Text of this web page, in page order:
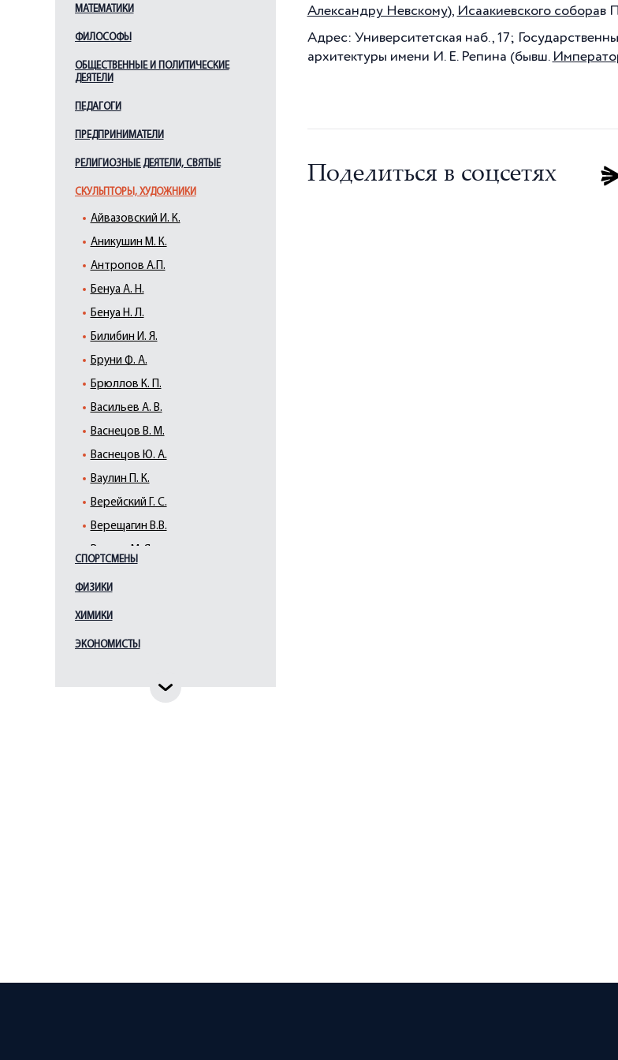
МАТЕМАТИКИ
ФИЛОСОФЫ
ОБЩЕСТВЕННЫЕ И ПОЛИТИЧЕСКИЕ
ДЕЯТЕЛИ
ПЕДАГОГИ
ПРЕДПРИНИМАТЕЛИ
РЕЛИГИОЗНЫЕ ДЕЯТЕЛИ, СВЯТЫЕ
СКУЛЬПТОРЫ, ХУДОЖНИКИ
Айвазовский И. К.
Аникушин М. К.
Антропов А.П.
Бенуа А. Н.
Бенуа Н. Л.
Билибин И. Я.
Бруни Ф. А.
Брюллов К. П.
Васильев А. В.
Васнецов В. М.
Васнецов Ю. А.
Ваулин П. К.
Верейский Г. С.
Верещагин В.В.
Галактионов С. Ф.
Гауш А. Ф.
Гоголев К.А.
СПОРТСМЕНЫ
ФИЗИКИ
ХИМИКИ
ЭКОНОМИСТЫ
Александру Невскому), Исаакиевского соборав
Адрес: Университетская наб., 17;
архитектуры имени И. Е. Репина (бывш.
Поделиться в соцсетях